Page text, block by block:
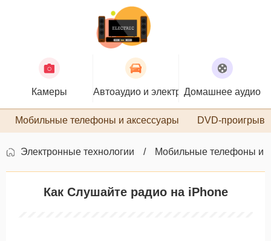
Камеры Автоаудио и электроникаДомашнее аудио
Мобильные телефоны и аксессуары DVD-
Электронные технологии Мобильные телефоны и
Как Слушайте радио на iPhone